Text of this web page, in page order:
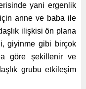
yani ergenlik
anne ve baba ile
ilişkisi ön plana
giyinme gibi birçok
göre şekillenir ve
grubu etkileşim